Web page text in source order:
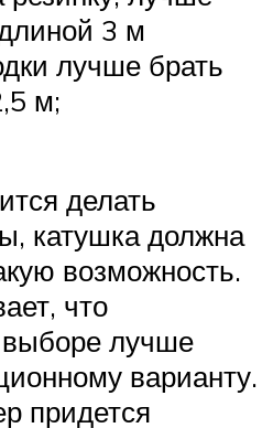
3 м
лучше брать
м;
делать
катушка должна
возможность.
что
выборе лучше
варианту.
придется